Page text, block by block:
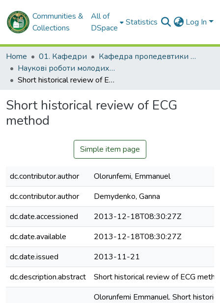
Communities &
Collections
All of
DSpace
Statistics Log In
Home 01. Кафедри
Кафедра пропедевтики внутрішньої медицини № 1, основ біоетики та біобезпеки
Наукові роботи молодих дослідників. Кафедра пропедевтики внутрішньої медицини № 1, основ біоетики та біобезпеки
Short historical review of ECG method
Short historical review of ECG
method
Simple item page
dc.contributor.author
Olorunfemi, Emmanuel
dc.contributor.author
Demydenko, Ganna
dc.date.accessioned
2013-12-18T08:30:27Z
dc.date.available
2013-12-18T08:30:27Z
dc.date.issued
2013-11-21
dc.description.abstract
Short historical review of ECG
Olorunfemi Emmanuel. Short